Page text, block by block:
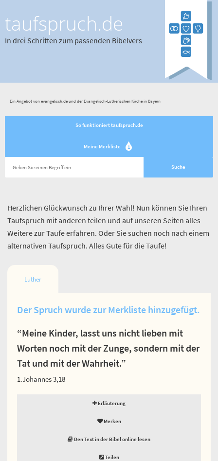
taufspruch.de
In drei Schritten zum passenden Bibelvers
Ein Angebot von evangelisch.de und der Evangelisch-Lutherischen Kirche in Bayern
So funktioniert taufspruch.de
Meine Merkliste 1
Herzlichen Glückwunsch zu Ihrer Wahl! Nun können Sie Ihren
Taufspruch mit anderen teilen und auf unseren Seiten alles
Weitere zur Taufe erfahren. Oder Sie suchen noch nach einem
alternativen Taufspruch. Alles Gute für die Taufe!
Luther
Der Spruch wurde zur Merkliste hinzugefügt.
“Meine Kinder, lasst uns nicht lieben mit
Worten noch mit der Zunge, sondern mit der
Tat und mit der Wahrheit.”
1.Johannes 3,18
Erläuterung
Merken
Den Text in der Bibel online lesen
Teilen